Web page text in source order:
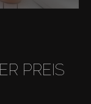
PREIS